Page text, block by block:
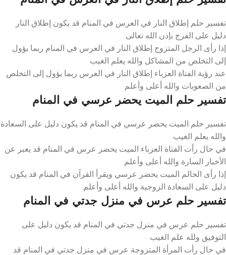
تفسير حلم إطلاق النار في العرس في المنام قد يكون إطلاق النار
دليل على الفرج بإذن الله تعالى
إذا رأى الرجل المتزوج إطلاق النار في العرس في المنام ربما يؤول
إلى التخلص من المشاكل والله يعلم الغيب
عند رؤية الفتاة العزباء إطلاق النار في العرس ربما يؤول إلى التخلص
من الصعوبات والله أعلى وأعلم
تفسير حلم الميت يحضر عرسي في المنام
تفسير حلم الميت يحضر عرسي في المنام قد يكون دليل على السعادة
والله يعلم الغيب
في حال رأت الفتاة العزباء الميت يحضر عرس في المنام قد يعبر عن
الأخبار السارة والله أعلى وأعلم
إذا رأى الحالم الميت يحضر عرسي ويقرأ القرآن في المنام قد يكون
دليل على السعادة الزوجية والله أعلى وأعلم
تفسير حلم عرس في منزل جدتي في المنام
تفسير حلم عرس في منزل جدتي في المنام قد يكون دليل على
التوفيق ولله علم الغيب
في حال رأت المرأة المتزوجة عرس في منزل جدتي في المنام قد